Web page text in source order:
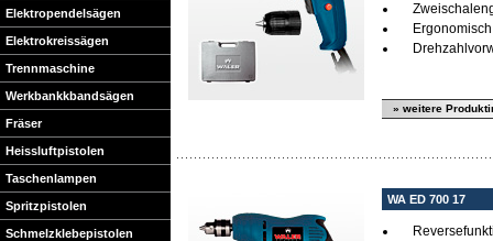
Elektropendelsägen
Elektrokreissägen
Trennmaschine
Werkbankkbandsägen
Fräser
Heissluftpistolen
Taschenlampen
Spritzpistolen
Schmelzklebepistolen
» weitere
WA ED 700 17